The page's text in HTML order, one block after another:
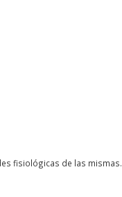
fisiológicas de las mismas.